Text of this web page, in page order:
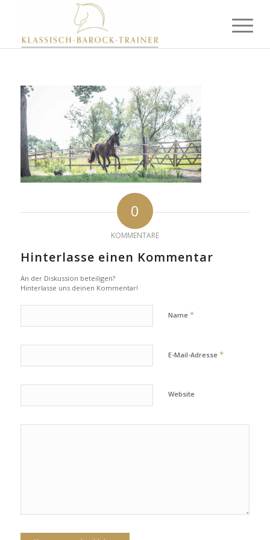
0
KOMMENTARE
Hinterlasse einen Kommentar
An der Diskussion beteiligen?
Hinterlasse uns deinen Kommentar!
Name *
E-Mail-Adresse *
Website